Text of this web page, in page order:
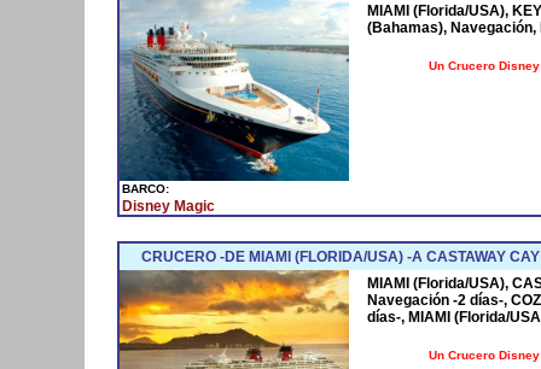
BARCO:
Disney Magic
MIAMI (Florida/USA),
(Bahamas), Navegación,
Un Crucero
CRUCERO -DE MIAMI (FLORIDA/USA) -A CASTAWAY
MIAMI (Florida/USA),
Navegación -2 días-,
días-, MIAMI (Florida/
Un Crucero